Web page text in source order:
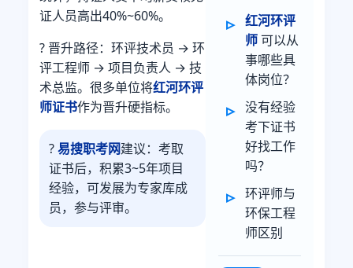
证人员高出40%~60%。
? 晋升路径：环评技术员 → 环
评工程师 → 项目负责人 → 技
术总监。很多单位将红河环评
师证书作为晋升硬指标。
?易搜职考网建议：考取
证书后，积累3~5年项目
经验，可发展为专家库成
员，参与评审。
红河环评
师可以从
事哪些具
体岗位？
没有经验
考下证书
好找工作
吗？
环评师与
环保工程
师区别